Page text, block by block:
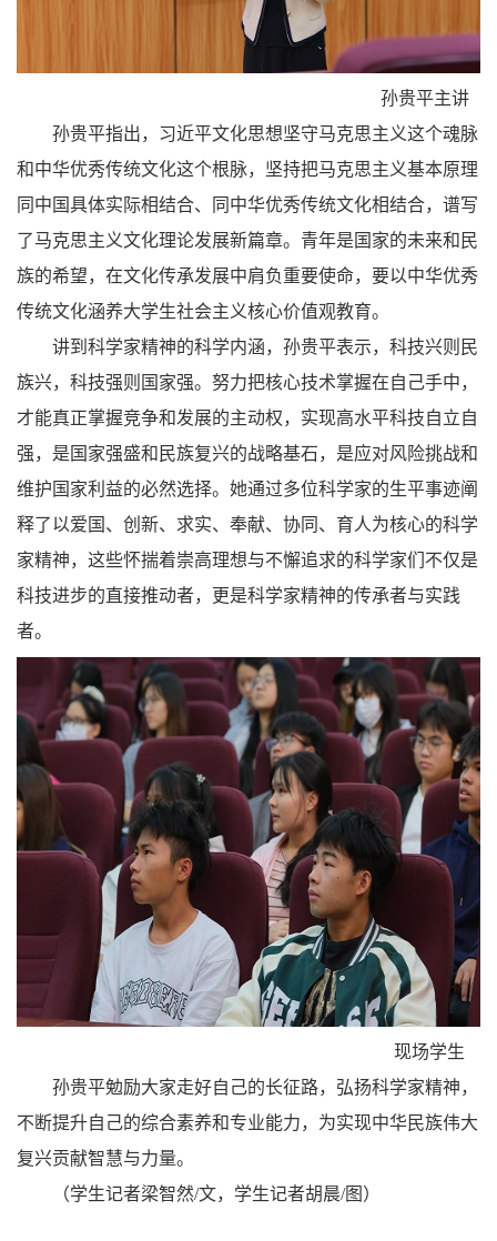
孙贵平主讲
孙贵平指出，习近平文化思想坚守马克思主义这个魂脉
和中华优秀传统文化这个根脉，坚持把马克思主义基本原理
同中国具体实际相结合、同中华优秀传统文化相结合，谱写
了马克思主义文化理论发展新篇章。青年是国家的未来和民
族的希望，在文化传承发展中肩负重要使命，要以中华优秀
传统文化涵养大学生社会主义核心价值观教育。
讲到科学家精神的科学内涵，孙贵平表示，科技兴则民
族兴，科技强则国家强。努力把核心技术掌握在自己手中，
才能真正掌握竞争和发展的主动权，实现高水平科技自立自
强，是国家强盛和民族复兴的战略基石，是应对风险挑战和
维护国家利益的必然选择。她通过多位科学家的生平事迹阐
释了以爱国、创新、求实、奉献、协同、育人为核心的科学
家精神，这些怀揣着崇高理想与不懈追求的科学家们不仅是
科技进步的直接推动者，更是科学家精神的传承者与实践
者。
现场学生
孙贵平勉励大家走好自己的长征路，弘扬科学家精神，
不断提升自己的综合素养和专业能力，为实现中华民族伟大
复兴贡献智慧与力量。
（学生记者梁智然/文，学生记者胡晨/图）